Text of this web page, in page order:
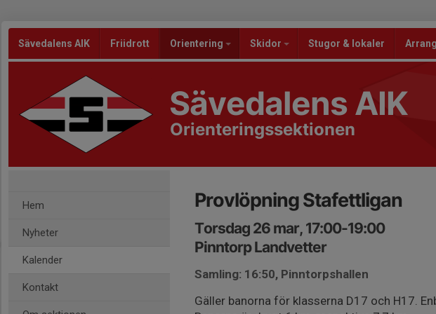
Sävedalens AIK Friidrott Orientering Skidor Stugor & lokaler
Sävedalens AIK
Orienteringssektionen
Hem
Nyheter
Kalender
Kontakt
Provlöpning Stafettligan
Torsdag 26 mar, 17:00-19:00
Pinntorp Landvetter
Samling: 16:50, Pinntorpshallen
Gäller banorna för klasserna D17 och H17.